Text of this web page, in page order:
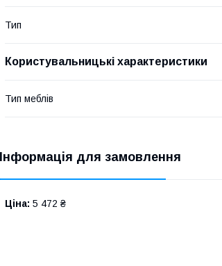
Тип
Користувальницькі характеристики
Тип меблів
Інформація для замовлення
Ціна: 5 472 ₴